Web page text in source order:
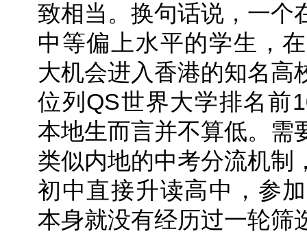
致相当。换句话说，一个
中等偏上水平的学生，
大机会进入香港的知名高
位列QS世界大学排名前
本地生而言并不算低。需
类似内地的中考分流机制
初中直接升读高中，参
本身就没有经历过一轮筛